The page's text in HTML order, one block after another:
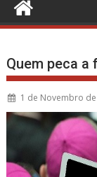
Quem peca a
1 de Novembro